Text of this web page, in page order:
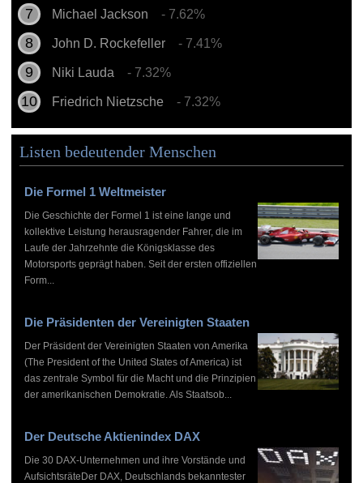
Michael Jackson - 7.62%
John D. Rockefeller - 7.41%
Niki Lauda - 7.32%
Friedrich Nietzsche - 7.32%
Listen bedeutender Menschen
Die Formel 1 Weltmeister
Die Geschichte der Formel 1 ist eine lange und
kollektive Leistung herausragender Fahrer, die im
Laufe der Jahrzehnte die Königsklasse des
Motorsports geprägt haben. Seit der ersten offiziellen
Form...
Die Präsidenten der Vereinigten Staaten
Der Präsident der Vereinigten Staaten von Amerika
(The President of the United States of America) ist
das zentrale Symbol für die Macht und die Prinzipien
der amerikanischen Demokratie. Als Staatsob...
Der Deutsche Aktienindex DAX
Die 30 DAX-Unternehmen und ihre Vorstände und
AufsichtsräteDer DAX, Deutschlands bekanntester